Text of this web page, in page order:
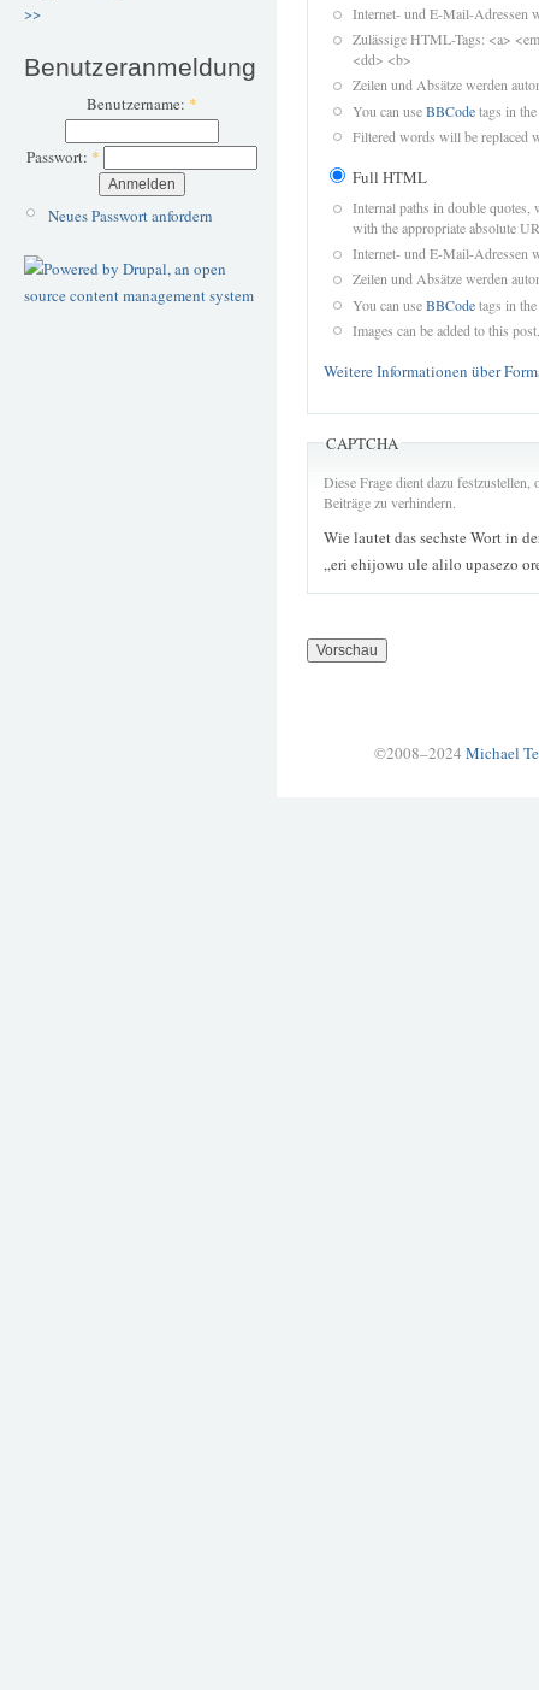
>>
Benutzeranmeldung
Benutzername: *
Passwort: *
Neues Passwort anfordern
Internet- und E-Mail-Adressen
Zulässige HTML-Tags: <a>
<dd> <b>
Zeilen und Absätze werden
You can useBBCodetags in
Filtered words will be replaced
Full HTML
Internal paths in double quotes,
with the appropriate absolute
Internet- und E-Mail-Adressen
Zeilen und Absätze werden
You can useBBCodetags in
Images can be added to this post.
Weitere Informationen über
CAPTCHA
Diese Frage dient dazu
Beiträge zu verhindern.
Wie lautet das sechste Wort in
„eri ehijowu ule alilo upasezo
©2008–2024 Michael